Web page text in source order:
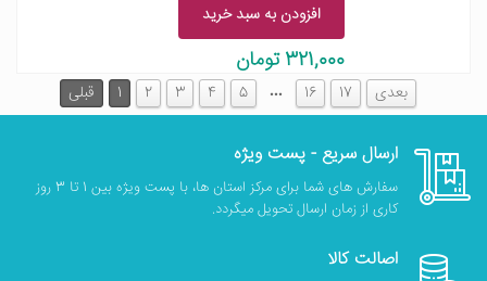
افزودن به سبد خرید
321,000 تومان
قبلی 1 2 3 4 5 … 16 17 بعدی
ارسال سریع - پست ویژه
سفارش های شما برای مرکز استان ها، با پست ویژه بین 1 تا 3 روز
کاری از زمان ارسال تحویل میگردد.
اصالت کالا